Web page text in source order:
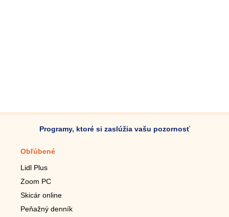
Programy, ktoré si zaslúžia vašu pozornosť
Obľúbené
Lidl Plus
Zoom PC
Skicár online
Peňažný denník